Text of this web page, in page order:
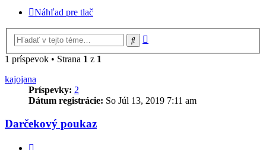
Náhľad pre tlač
Hľadať
1 príspevok • Strana 1 z 1
kajojana
Príspevky: 2
Dátum registrácie: So Júl 13, 2019 7:11 am
Darčekový poukaz